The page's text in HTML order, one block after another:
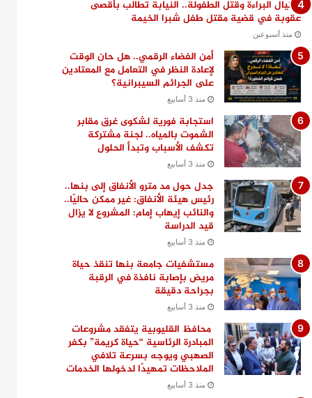
اغتيال البراءة وقتل الطفولة.. النيابة تطالب بأقصى
عقوبة في قضية مقتل طفل شبرا الخيمة
منذ أسبوعين
أمن الفضاء الرقمي.. هل حان الوقت
لإعادة النظر في التعامل مع المعتادين
على الجرائم السيبرانية؟
منذ 3 أسابيع
استجابة فورية لشكوى غرق مقابر
الشموت بالمياه.. لجنة مشتركة
تكشف الأسباب وتبدأ الحلول
منذ 3 أسابيع
جدل حول مد مترو الأنفاق إلى بنها..
رئيس هيئة الأنفاق: غير ممكن حاليًا..
والنائب إيهاب إمام: المشروع لا يزال
قيد الدراسة
منذ 3 أسابيع
مستشفيات جامعة بنها تنقذ حياة
مريض بإصابة نافذة في الرقبة
بجراحة دقيقة
منذ 3 أسابيع
محافظ القليوبية يتفقد مشروعات
المبادرة الرئاسية “حياة كريمة” بكفر
الصهبي ويوجه بسرعة تلافي
الملاحظات تمهيدًا لدخولها الخدمات
منذ 3 أسابيع